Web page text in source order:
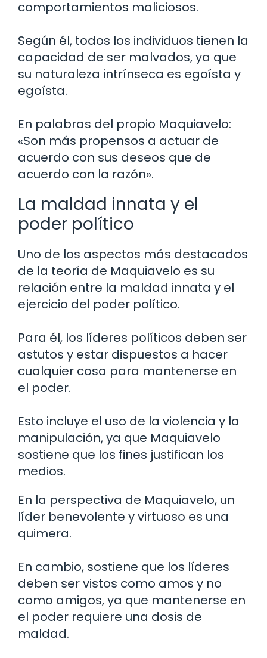
comportamientos maliciosos.
Según él, todos los individuos tienen la
capacidad de ser malvados, ya que
su naturaleza intrínseca es egoísta y
egoísta.
En palabras del propio Maquiavelo:
«Son más propensos a actuar de
acuerdo con sus deseos que de
acuerdo con la razón».
La maldad innata y el
poder político
Uno de los aspectos más destacados
de la teoría de Maquiavelo es su
relación entre la maldad innata y el
ejercicio del poder político.
Para él, los líderes políticos deben ser
astutos y estar dispuestos a hacer
cualquier cosa para mantenerse en
el poder.
Esto incluye el uso de la violencia y la
manipulación, ya que Maquiavelo
sostiene que los fines justifican los
medios.
En la perspectiva de Maquiavelo, un
líder benevolente y virtuoso es una
quimera.
En cambio, sostiene que los líderes
deben ser vistos como amos y no
como amigos, ya que mantenerse en
el poder requiere una dosis de
maldad.